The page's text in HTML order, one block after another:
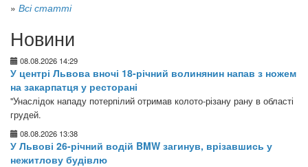
» Всі статті
Новини
08.08.2026 14:29
У центрі Львова вночі 18-річний волинянин напав з ножем
на закарпатця у ресторані
"Унаслідок нападу потерпілий отримав колото-різану рану в області
грудей.
08.08.2026 13:38
У Львові 26-річний водій BMW загинув, врізавшись у
нежитлову будівлю